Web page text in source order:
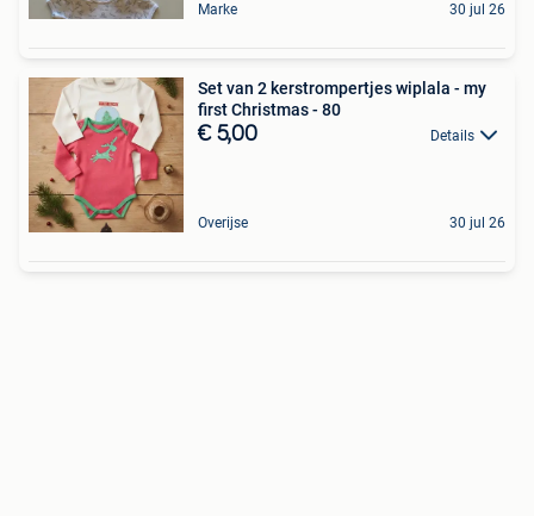
Marke 30 jul 26
Set van 2 kerstrompertjes wiplala - my
first Christmas - 80
€ 5,00 Details
Overijse 30 jul 26